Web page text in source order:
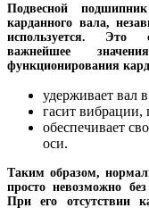
Подвесной
карданного вала,
используется. Это
важнейшее
функционирования
удерживает вал
гасит вибрации,
обеспечивает
оси.
Таким образом,
просто невозможно
При его отсутствии